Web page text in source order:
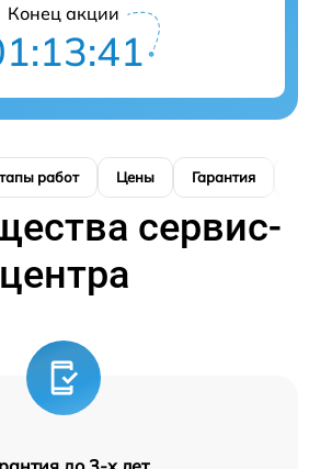
Конец акции
работ Цены Гарантия
сервис-
центра